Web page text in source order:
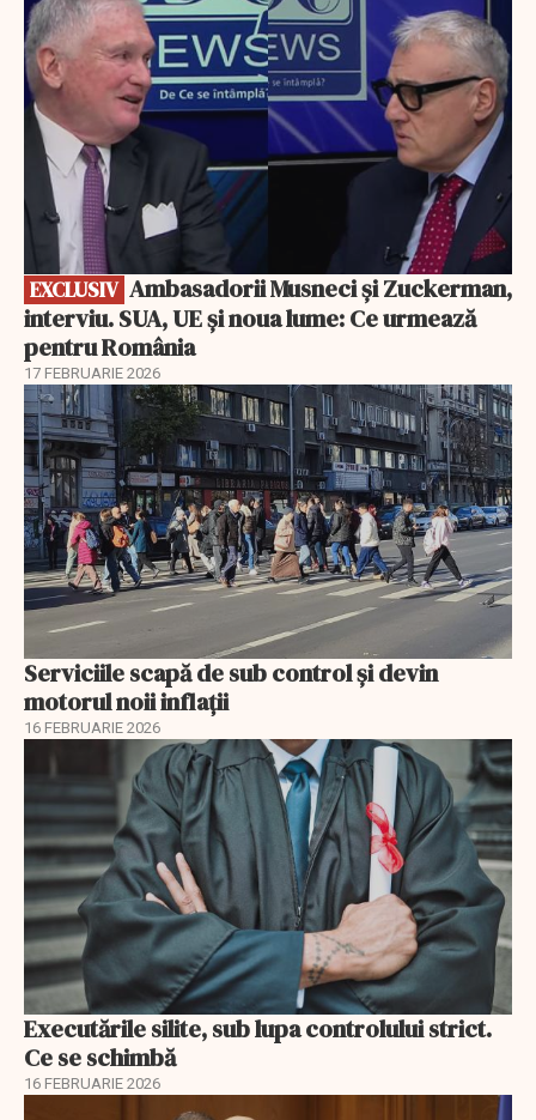
EXCLUSIV
interviu. SUA, UE și noua lume: Ce urmează
pentru România
17 FEBRUARIE 2026
Serviciile scapă de sub control și devin
motorul noii inflații
16 FEBRUARIE 2026
Executările silite, sub lupa controlului strict.
Ce se schimbă
16 FEBRUARIE 2026